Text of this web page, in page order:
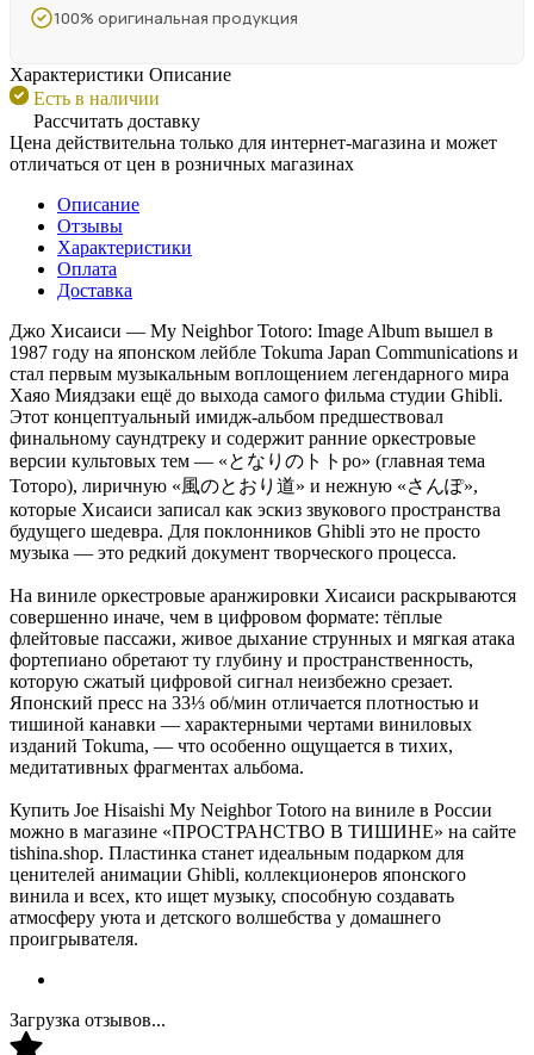
100% оригинальная продукция
Характеристики Описание
Есть в наличии
Рассчитать доставку
Цена действительна только для интернет-магазина и может
отличаться от цен в розничных магазинах
Описание
Отзывы
Характеристики
Оплата
Доставка
Джо Хисаиси — My Neighbor Totoro: Image Album вышел в
1987 году на японском лейбле Tokuma Japan Communications и
стал первым музыкальным воплощением легендарного мира
Хаяо Миядзаки ещё до выхода самого фильма студии Ghibli.
Этот концептуальный имидж-альбом предшествовал
финальному саундтреку и содержит ранние оркестровые
версии культовых тем — «となりのトトро» (главная тема
Тоторо), лиричную «風のとおり道» и нежную «さんぽ»,
которые Хисаиси записал как эскиз звукового пространства
будущего шедевра. Для поклонников Ghibli это не просто
музыка — это редкий документ творческого процесса.
На виниле оркестровые аранжировки Хисаиси раскрываются
совершенно иначе, чем в цифровом формате: тёплые
флейтовые пассажи, живое дыхание струнных и мягкая атака
фортепиано обретают ту глубину и пространственность,
которую сжатый цифровой сигнал неизбежно срезает.
Японский пресс на 33⅓ об/мин отличается плотностью и
тишиной канавки — характерными чертами виниловых
изданий Tokuma, — что особенно ощущается в тихих,
медитативных фрагментах альбома.
Купить Joe Hisaishi My Neighbor Totoro на виниле в России
можно в магазине «ПРОСТРАНСТВО В ТИШИНЕ» на сайте
tishina.shop. Пластинка станет идеальным подарком для
ценителей анимации Ghibli, коллекционеров японского
винила и всех, кто ищет музыку, способную создавать
атмосферу уюта и детского волшебства у домашнего
проигрывателя.
Загрузка отзывов...